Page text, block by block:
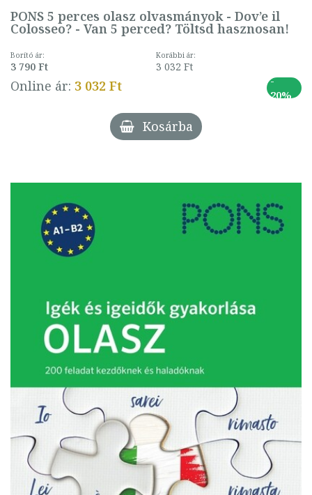
PONS 5 perces olasz olvasmányok - Dov’e il
Colosseo? - Van 5 perced? Töltsd hasznosan!
Borító ár:
3 790 Ft
Korábbi ár:
3 032 Ft
Online ár: 3 032 Ft
-
20%
Kosárba